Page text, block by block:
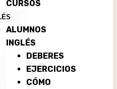
CURSOS
ALUMNOS
INGLÉS
DEBERES
EJERCICIOS
CÓMO